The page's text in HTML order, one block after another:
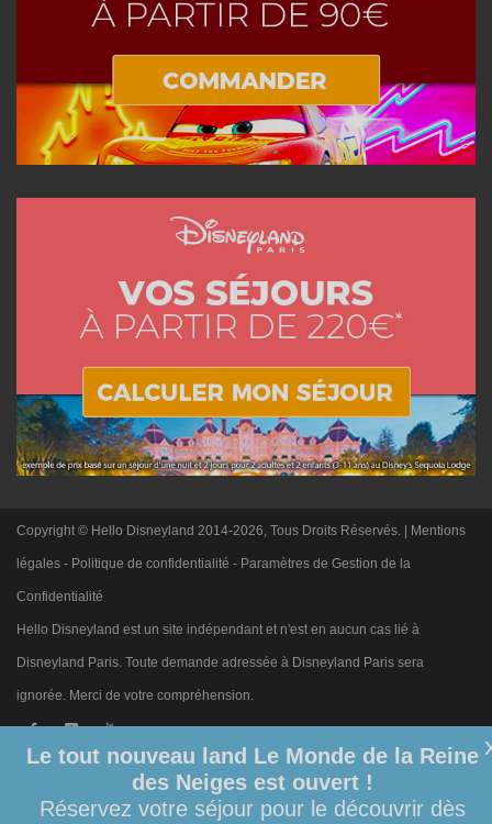
Copyright © Hello Disneyland 2014-2026, Tous Droits Réservés. | Mentions
légales - Politique de confidentialité - Paramètres de Gestion de la
Confidentialité
Hello Disneyland est un site indépendant et n'est en aucun cas lié à
Disneyland Paris. Toute demande adressée à Disneyland Paris sera
ignorée. Merci de votre compréhension.
Le tout nouveau land Le Monde de la Reine
des Neiges est ouvert !
Réservez votre séjour pour le découvrir dès